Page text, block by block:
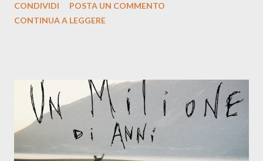
indubbiamente matura e consapevole oltre che con ottimi
Dicevamo. Ed è da qui che il nostro inizia questo concept
musicale, con " Che ora è" , raccontando la separazione dalla
moglie, del senso di sconfitta e del caldo afoso che opprime,
giusta condizione di sopraffazione: "Non so che ora è, che giorno
è, di questa estate che...". E' raro fare uscire come singolo una
CONDIVIDI
POSTA UN COMMENTO
CONTINUA A LEGGERE